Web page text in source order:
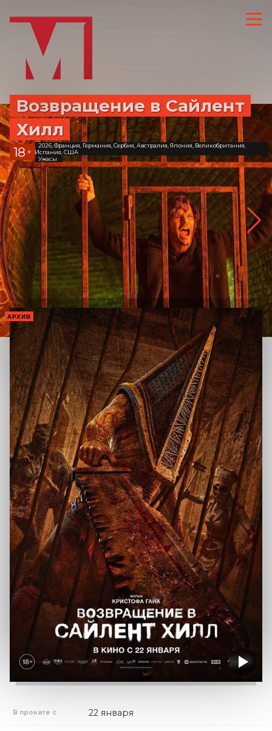
Возвращение в Сайлент
Хилл
18 +
2026, Франция, Германия, Сербия, Австралия, Япония, Великобритания,
Испания, США
Ужасы
АРХИВ
В прокате с 22 января